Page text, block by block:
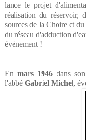
lance le projet
réalisation du réservoir,
sources de la Choire et
du réseau d'adduction
événement !
En mars 1946 dans
l'abbé Gabriel Michel,